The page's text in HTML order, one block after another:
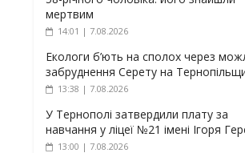
мертвим
14:01 | 7.08.2026
Екологи б’ють на сполох через
забруднення Серету на
13:38 | 7.08.2026
У Тернополі затвердили плату за
навчання у ліцеї №21 імені Ігоря
13:00 | 7.08.2026